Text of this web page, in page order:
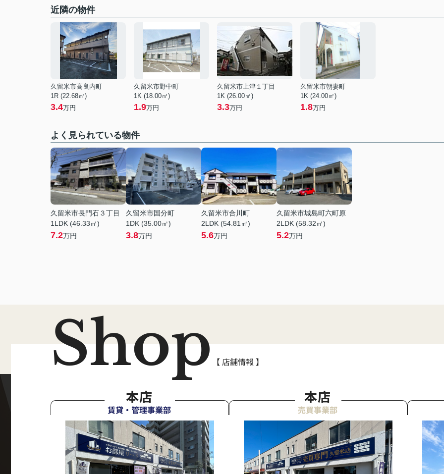
近隣の物件
久留米市高良内町
1R (22.68㎡)
3.4万円
久留米市野中町
1K (18.00㎡)
1.9万円
久留米市上津１丁目
1K (26.00㎡)
3.3万円
久留米市朝妻町
1K (24.00㎡)
1.8万円
よく見られている物件
久留米市長門石３丁目
1LDK (46.33㎡)
7.2万円
久留米市国分町
1DK (35.00㎡)
3.8万円
久留米市合川町
2LDK (54.81㎡)
5.6万円
久留米市城島町六町原
2LDK (58.32㎡)
5.2万円
Shop 【 店舗情報 】
本店
賃貸・管理事業部
本店
売買事業部